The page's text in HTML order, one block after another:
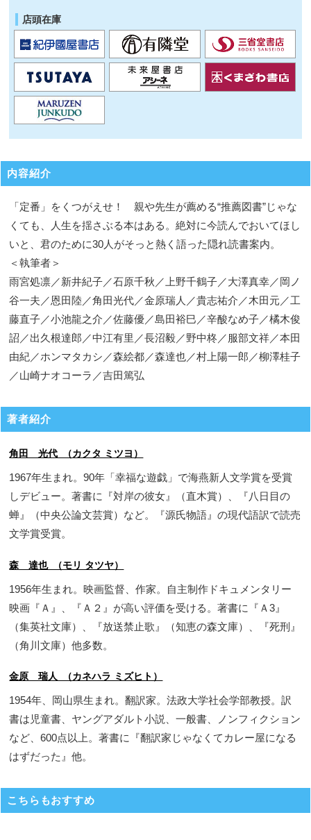
店頭在庫
内容紹介
「定番」をくつがえせ！ 親や先生が薦める“推薦図書”じゃな
くても、人生を揺さぶる本はある。絶対に今読んでおいてほし
いと、君のために30人がそっと熱く語った隠れ読書案内。
＜執筆者＞
雨宮処凛／新井紀子／石原千秋／上野千鶴子／大澤真幸／岡ノ
谷一夫／恩田陸／角田光代／金原瑞人／貴志祐介／木田元／工
藤直子／小池龍之介／佐藤優／島田裕巳／辛酸なめ子／橘木俊
詔／出久根達郎／中江有里／長沼毅／野中柊／服部文祥／本田
由紀／ホンマタカシ／森絵都／森達也／村上陽一郎／柳澤桂子
／山崎ナオコーラ／吉田篤弘
著者紹介
角田 光代 （カクタ ミツヨ）
1967年生まれ。90年「幸福な遊戯」で海燕新人文学賞を受賞
しデビュー。著書に『対岸の彼女』（直木賞）、『八日目の
蝉』（中央公論文芸賞）など。『源氏物語』の現代語訳で読売
文学賞受賞。
森 達也 （モリ タツヤ）
1956年生まれ。映画監督、作家。自主制作ドキュメンタリー
映画『Ａ』、『Ａ２』が高い評価を受ける。著書に『Ａ3』
（集英社文庫）、『放送禁止歌』（知恵の森文庫）、『死刑』
（角川文庫）他多数。
金原 瑞人 （カネハラ ミズヒト）
1954年、岡山県生まれ。翻訳家。法政大学社会学部教授。訳
書は児童書、ヤングアダルト小説、一般書、ノンフィクション
など、600点以上。著書に『翻訳家じゃなくてカレー屋になる
はずだった』他。
こちらもおすすめ